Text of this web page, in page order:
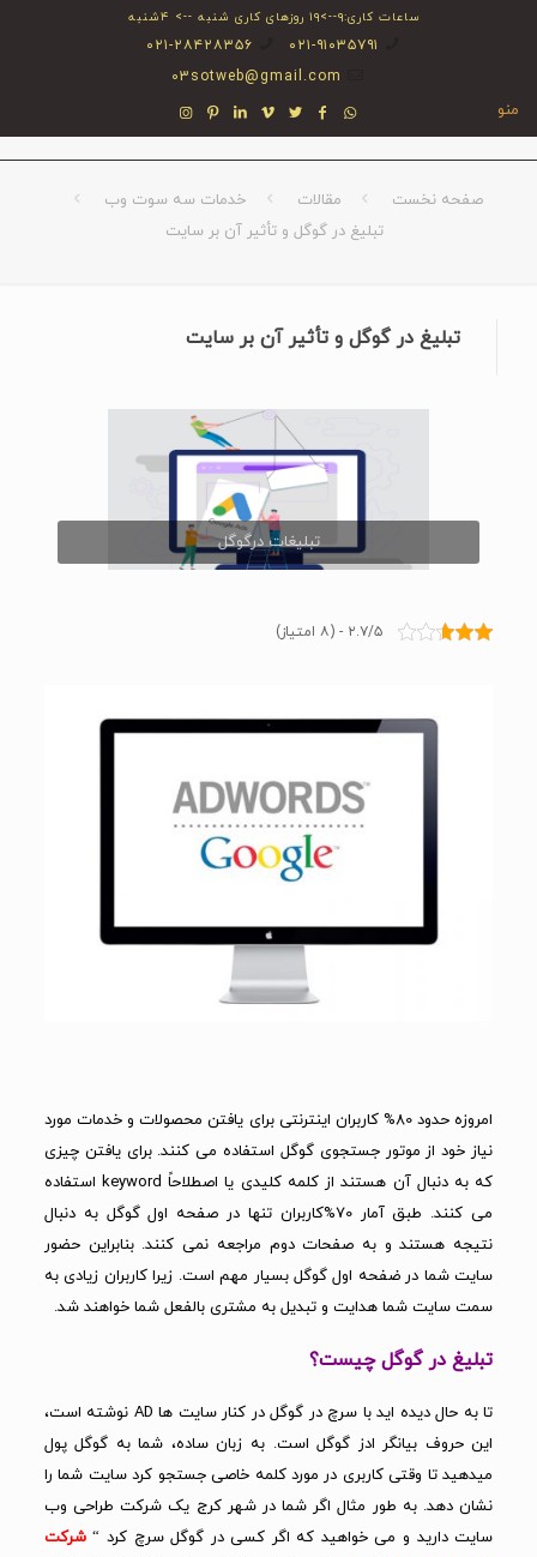
ساعات کاری:۹-->۱۹ روزهای کاری شنبه --> ۴شنبه
۰۲۱-۹۱۰۳۵۷۹۱
۰۲۱-۲۸۴۲۸۳۵۶
03sotweb@gmail.com
منو
صفحه نخست مقالات
خدمات سه سوت وب
تبلیغ در گوگل و تأثیر آن بر سایت
تبلیغ در گوگل و تأثیر آن بر سایت
تبلیغات درگوگل
۲.۷/۵ - (۸ امتیاز)
امروزه حدود 80% کاربران اینترنتی برای یافتن محصولات و خدمات مورد
نیاز خود از موتور جستجوی گوگل استفاده می کنند. برای یافتن چیزی
که به دنبال آن هستند از کلمه کلیدی یا اصطلاحاً keyword استفاده
می کنند. طبق آمار 70%کاربران تنها در صفحه اول گوگل به دنبال
نتیجه هستند و به صفحات دوم مراجعه نمی کنند. بنابراین حضور
سایت شما در ضفحه اول گوگل بسیار مهم است. زیرا کاربران زیادی به
سمت سایت شما هدایت و تبدیل به مشتری بالفعل شما خواهند شد.
تبلیغ در گوگل چیست؟
تا به حال دیده اید با سرچ در گوگل در کنار سایت ها AD نوشته است،
این حروف بیانگر ادز گوگل است. به زبان ساده، شما به گوگل پول
میدهید تا وقتی کاربری در مورد کلمه خاصی جستجو کرد سایت شما را
نشان دهد. به طور مثال اگر شما در شهر کرج یک شرکت طراحی وب
سایتدارید و می خواهید که اگر کسی در گوگل سرچ کرد “شرکت